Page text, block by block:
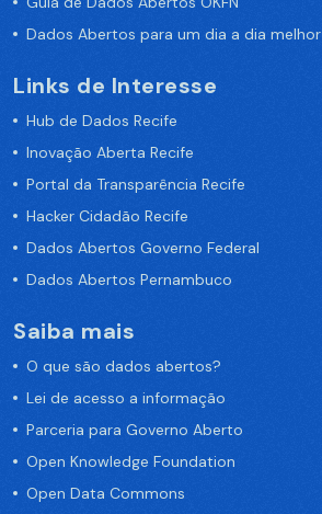
Dados Abertos para um dia a dia melhor
Links de Interesse
Hub de Dados Recife
Inovação Aberta Recife
Portal da Transparência Recife
Hacker Cidadão Recife
Dados Abertos Governo Federal
Dados Abertos Pernambuco
Saiba mais
O que são dados abertos?
Lei de acesso a informação
Parceria para Governo Aberto
Open Knowledge Foundation
Open Data Commons